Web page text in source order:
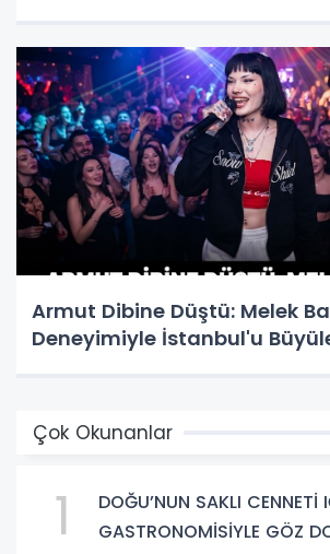
Armut Dibine Düştü: Melek
Deneyimiyle İstanbul'u
Çok Okunanlar
1
DOĞU’NUN SAKLI CENNETİ
GASTRONOMİSİYLE GÖZ